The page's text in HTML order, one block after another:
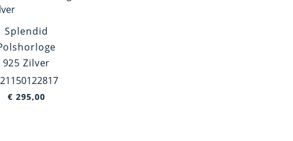
Splendid
925 Zilver
€ 295,00